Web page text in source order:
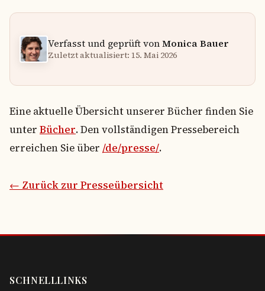
Verfasst und geprüft vonMonica Bauer
Zuletzt aktualisiert: 15. Mai 2026
Eine aktuelle Übersicht unserer Bücher finden Sie
unter Bücher. Den vollständigen Pressebereich
erreichen Sie über /de/presse/.
← Zurück zur Presseübersicht
SCHNELLLINKS